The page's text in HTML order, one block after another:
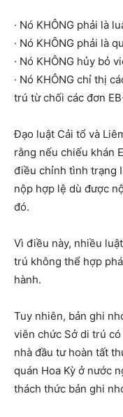
· Nó KHÔNG phải là
· Nó KHÔNG phải là
· Nó KHÔNG hủy bỏ
· Nó KHÔNG chỉ thị
trú từ chối các đơn
Đạo luật Cải tổ và
rằng nếu chiếu khán
điều chỉnh tình trạng
nộp hợp lệ dù được
đó.
Vì điều này, nhiều
trú không thể hợp
hành.
Tuy nhiên, bản ghi
viên chức Sở di trú
nhà đầu tư hoàn tất
quán Hoa Kỳ ở nước
thách thức bản ghi